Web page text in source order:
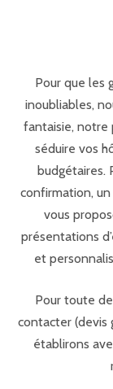
Pour que les
inoubliables,
fantaisie, notre
séduire vos
budgétaires.
confirmation,
vous
présentations
et
Pour toute
contacter (devis
établirons